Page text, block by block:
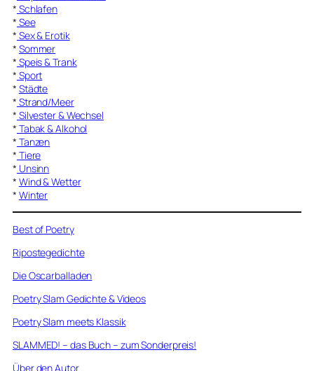
* Schlafen
* See
* Sex & Erotik
* Sommer
* Speis & Trank
* Sport
* Städte
* Strand/Meer
* Silvester & Wechsel
* Tabak & Alkohol
* Tanzen
* Tiere
* Unsinn
* Wind & Wetter
* Winter
Best of Poetry
Ripostegedichte
Die Oscarballaden
Poetry Slam Gedichte & Videos
Poetry Slam meets Klassik
SLAMMED! – das Buch – zum Sonderpreis!
Über den Autor